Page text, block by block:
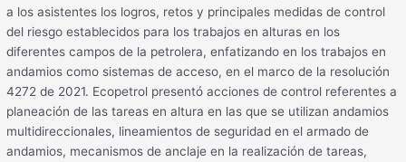
a los asistentes los logros, retos y principales medidas de control
del riesgo establecidos para los trabajos en alturas en los
diferentes campos de la petrolera, enfatizando en los trabajos en
andamios como sistemas de acceso, en el marco de la resolución
4272 de 2021. Ecopetrol presentó acciones de control referentes a
planeación de las tareas en altura en las que se utilizan andamios
multidireccionales, lineamientos de seguridad en el armado de
andamios, mecanismos de anclaje en la realización de tareas,